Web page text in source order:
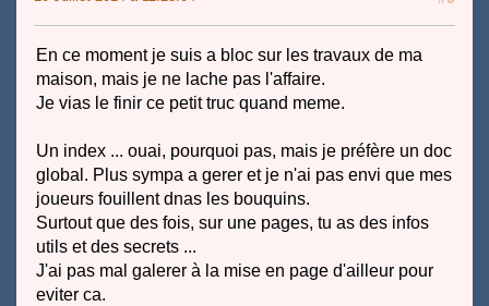
En ce moment je suis a bloc sur les travaux de ma
maison, mais je ne lache pas l'affaire.
Je vias le finir ce petit truc quand meme.
Un index ... ouai, pourquoi pas, mais je préfère un doc
global. Plus sympa a gerer et je n'ai pas envi que mes
joueurs fouillent dnas les bouquins.
Surtout que des fois, sur une pages, tu as des infos
utils et des secrets ...
J'ai pas mal galerer à la mise en page d'ailleur pour
eviter ca.